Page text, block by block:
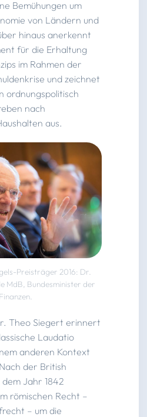
Bemühungen um
von Ländern und
hinaus anerkennt
für die Erhaltung
im Rahmen der
und zeichnet
ordnungspolitisch
nach
aus.
Preisträger 2016: Dr.
MdB, Bundesminister der
Finanzen.
Theo Siegert erinnert
Laudatio
anderen Kontext
der British
Jahr 1842
römischen Recht –
– um die